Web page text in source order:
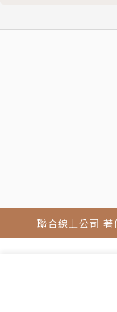
像是：吃膠原
防失智症、營
生於德島縣三
島大學醫學部
印乳業生物科
女子營養大學
聯合線上公司